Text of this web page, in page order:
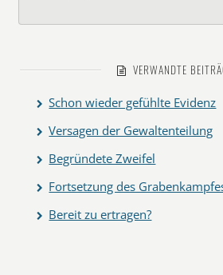
VERWANDTE
Schon wieder gefühlte Evidenz
Versagen der Gewaltenteilung
Begründete Zweifel
Fortsetzung des
Bereit zu ertragen?